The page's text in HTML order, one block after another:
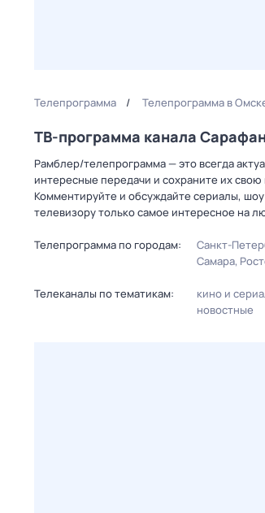
Телепрограмма Телепрограмма в
ТВ-программа канала
Рамблер/телепрограмма — это всегда
интересные передачи и сохраните их
Комментируйте и обсуждайте сериалы,
телевизору только самое интересное на
Телепрограмма по городам: Санкт-
Самара
Телеканалы по тематикам: кино и
новостные